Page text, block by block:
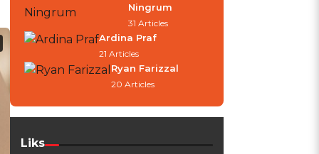
Ningrum
31 Articles
Ardina Praf
21 Articles
Ryan Farizzal
20 Articles
Liks